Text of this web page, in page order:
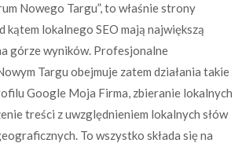
Nowego Targu”, to właśnie strony
kątem lokalnego SEO mają największą
górze wyników. Profesjonalne
Targu obejmuje zatem działania takie
Google Moja Firma, zbieranie lokalnych
treści z uwzględnieniem lokalnych słów
To wszystko składa się na